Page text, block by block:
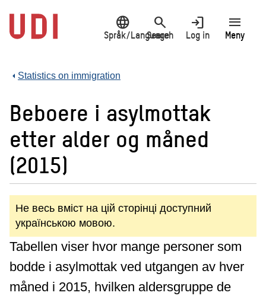
main
content
language
Språk/Language
search
Search
login
Log in
menu
Meny
Statistics on immigration
Beboere i asylmottak
etter alder og måned
(2015)
Не весь вміст на цій сторінці доступний
українською мовою.
Tabellen viser hvor mange personer som
bodde i asylmottak ved utgangen av hver
måned i 2015, hvilken aldersgruppe de